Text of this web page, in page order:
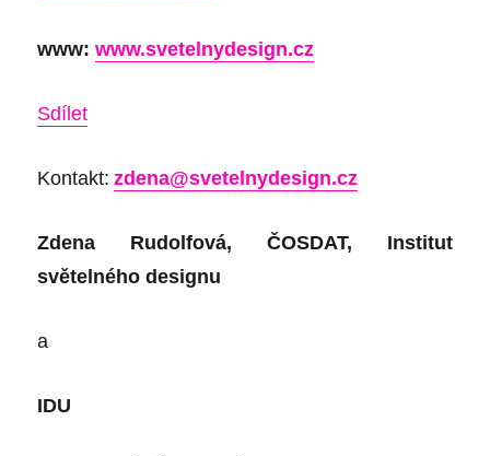
www:www.svetelnydesign.cz
Sdílet
Kontakt: zdena@svetelnydesign.cz
Zdena Rudolfová, ČOSDAT, Institut
světelného designu
a
IDU